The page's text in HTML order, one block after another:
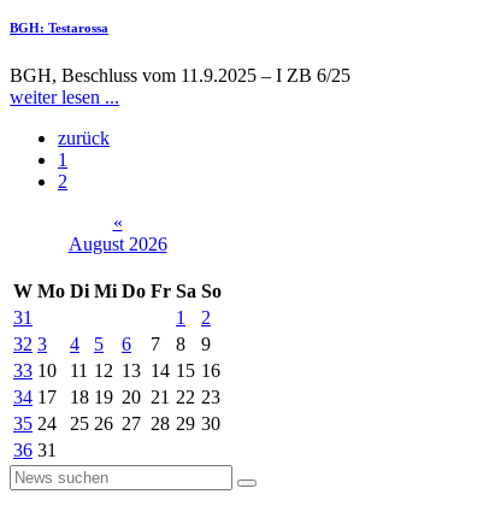
BGH: Testarossa
BGH, Beschluss vom 11.9.2025 – I ZB 6/25
weiter lesen ...
zurück
1
2
«
August 2026
W Mo Di Mi Do Fr Sa So
31
1
2
32 3 4 5 6 7 8
9
33 10 11 12 13 14 15 16
34 17 18 19 20 21 22 23
35 24 25 26 27 28 29 30
36 31